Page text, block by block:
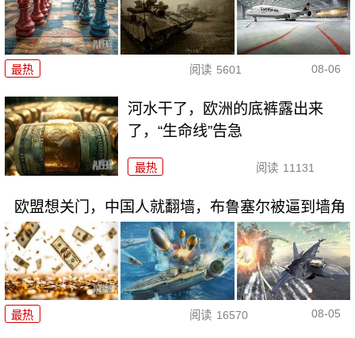
最热 阅读 5601 08-06
河水干了，欧洲的底裤露出来
了，“生命线”告急
最热 阅读 11131
欧盟想关门，中国人就翻墙，布鲁塞尔被逼到墙角
最热 阅读 16570 08-05